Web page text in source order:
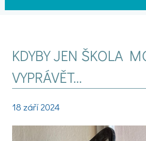
KDYBY JEN ŠKOLA
VYPRÁVĚT…
18 září 2024